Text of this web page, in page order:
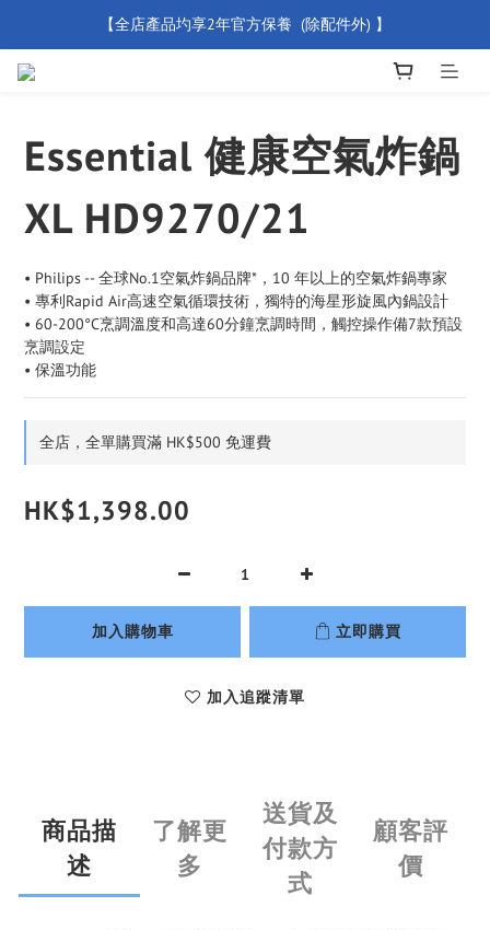
【買滿 $500 免運費】
【全店產品圴享2年官方保養  (除配件外) 】
Essential 健康空氣炸鍋
XL HD9270/21
• Philips -- 全球No.1空氣炸鍋品牌*，10 年以上的空氣炸鍋專家
• 專利Rapid Air高速空氣循環技術，獨特的海星形旋風內鍋設計
• 60-200°C烹調溫度和高達60分鐘烹調時間，觸控操作備7款預設
烹調設定
• 保溫功能
全店，全單購買滿 HK$500 免運費
HK$1,398.00
加入購物車 立即購買
加入追蹤清單
商品描
述
了解更
多
送貨及
付款方
式
顧客評
價